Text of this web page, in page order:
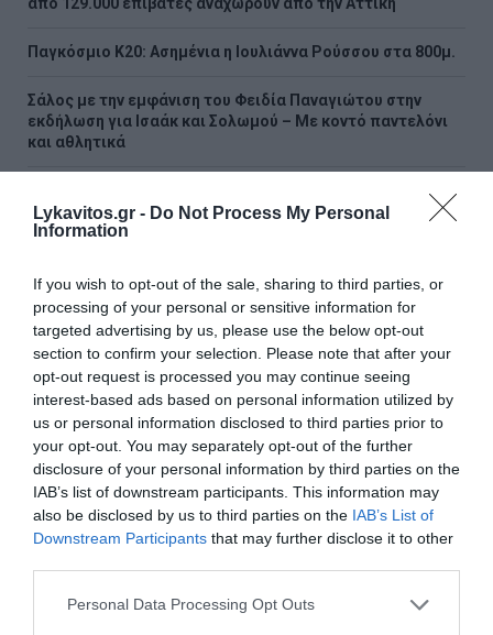
Lykavitos.gr - Do Not Process My Personal
Information
If you wish to opt-out of the sale, sharing to third parties, or
processing of your personal or sensitive information for
targeted advertising by us, please use the below opt-out
section to confirm your selection. Please note that after your
opt-out request is processed you may continue seeing
interest-based ads based on personal information utilized by
us or personal information disclosed to third parties prior to
your opt-out. You may separately opt-out of the further
disclosure of your personal information by third parties on the
IAB’s list of downstream participants. This information may
also be disclosed by us to third parties on the IAB’s List of
Downstream Participants that may further disclose it to other
Please note that this website/app uses one or more Google
Personal Data Processing Opt Outs
Παγκόσμιο Κ20: Ασημένια η Ιουλιάννα Ρούσσου στα 800μ.
Σάλος με την εμφάνιση του Φειδία Παναγιώτου στην
εκδήλωση για Ισαάκ και Σολωμού – Με κοντό παντελόνι
και αθλητικά
Βιλερμπάν: Η οικογένεια Μπας των Λέικερς ετοιμάζεται
να αγοράσει τον σύλλογο – Στα 80 εκατ. ευρώ το deal
διαβάστε ακόμη